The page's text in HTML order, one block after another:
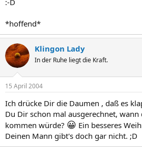
*hoffend*
Klingon Lady
In der Ruhe liegt die Kraft.
15 April 2004
Ich drücke Dir die Daumen , daß es
Du Dir schon mal ausgerechnet, wann
kommen würde? 😀 Ein besseres
Deinen Mann gibt's doch gar nicht. ;D